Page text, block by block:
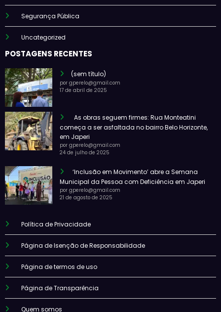
Segurança Pública
Uncategorized
POSTAGENS RECENTES
(sem título)
por gperelo@gmail.com
17 de abril de 2025
As obras seguem firmes: Rua Monteatini
começa a ser asfaltada no bairro Belo Horizonte,
em Japeri
por gperelo@gmail.com
24 de julho de 2025
‘Inclusão em Movimento’ abre a Semana
Municipal da Pessoa com Deficiência em Japeri
por gperelo@gmail.com
21 de agosto de 2025
Política de Privacidade
Página de Isenção de Responsabilidade
Página de termos de uso
Página de Transparência
Quem somos